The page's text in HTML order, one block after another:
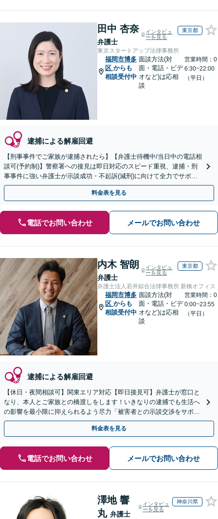
田中 杏奈
弁護士
インタビュ
ーを見る
東京都
東京スタートアップ法律事務所
福岡市博多
区 からも
相談受付中
面談方法(対
面・電話・ビデ
オなど)は応相
談
営業時間：0
6:30~22:00
（平日）
逮捕による解雇回避
【刑事事件でご家族が逮捕されたら】【弁護士待機中/当日中の電話相
談可(予約制)】警察署への接見は即日対応のスピード重視、逮捕・刑
事事件に強い弁護士が示談成功・不起訴(減刑)に向けて全力でサポー
トします。【加害者側の相談専門】
料金表を見る
電話でお問い合わせ メールでお問い合わせ
内木 智朗
弁護士
インタビュ
ーを見る
東京都
弁護士法人若井綜合法律事務所 新橋オフィス
福岡市博多
区 からも
相談受付中
面談方法(対
面・電話・ビデ
オなど)は応相
談
営業時間：0
0:00~23:55
（平日）
逮捕による解雇回避
【休日・夜間相談可】関東エリア対応【即日接見可】弁護士が窓口と
なり、本人とご家族との橋渡しをします！いきなりの逮捕でも生活へ
の影響を最小限に抑えられるよう尽力「被害者との示談交渉をサポー
ト」「任意取調べにも対応」
料金表を見る
電話でお問い合わせ メールでお問い合わせ
澤地 響
丸 弁護士
インタビュ
ーを見る
神奈川県